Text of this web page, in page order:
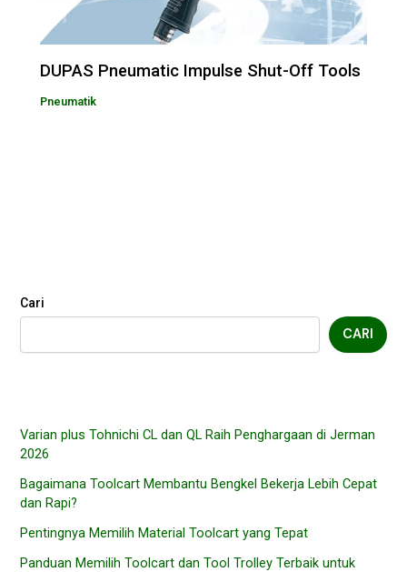
Cari
CARI
Varian plus Tohnichi CL dan QL Raih Penghargaan di Jerman
2026
Bagaimana Toolcart Membantu Bengkel Bekerja Lebih Cepat
dan Rapi?
Pentingnya Memilih Material Toolcart yang Tepat
Panduan Memilih Toolcart dan Tool Trolley Terbaik untuk
DUPAS Pneumatic Impulse Shut-Off Tools
Pneumatik